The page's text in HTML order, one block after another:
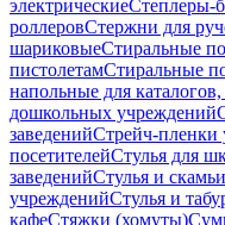
электрическиеСтеплеры-
роллеровСтержни для
шариковыеСтиральные
пистолетамСтиральные
напольные для
дошкольных учреждений
заведенийСтрейч-пленки
посетителейСтулья для
заведенийСтулья и
учрежденийСтулья и
кафеСтяжки (хомуты)